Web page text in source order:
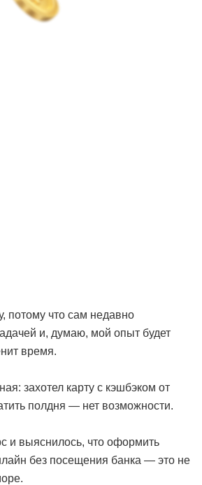
потому что сам недавно
и, думаю, мой опыт будет
время.
захотел карту с кэшбэком от
полдня — нет возможности.
и выяснилось, что оформить
без посещения банка — это не